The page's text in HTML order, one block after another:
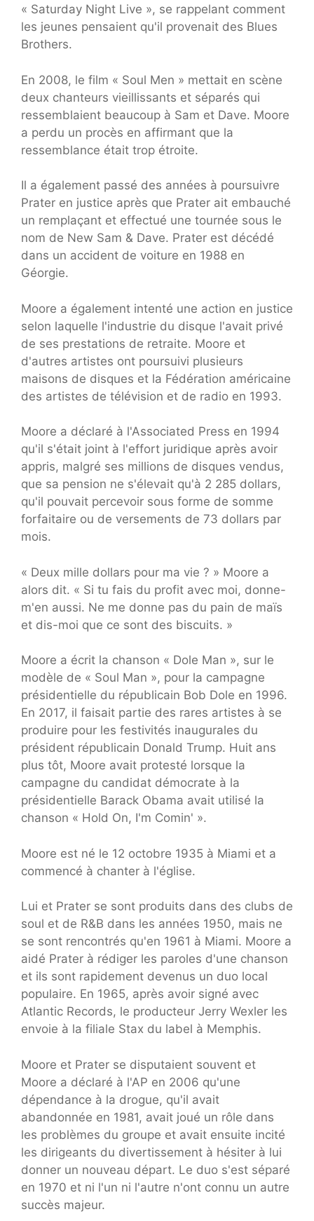
« Saturday Night Live », se rappelant comment
les jeunes pensaient qu'il provenait des Blues
Brothers.
En 2008, le film « Soul Men » mettait en scène
deux chanteurs vieillissants et séparés qui
ressemblaient beaucoup à Sam et Dave. Moore
a perdu un procès en affirmant que la
ressemblance était trop étroite.
Il a également passé des années à poursuivre
Prater en justice après que Prater ait embauché
un remplaçant et effectué une tournée sous le
nom de New Sam & Dave. Prater est décédé
dans un accident de voiture en 1988 en
Géorgie.
Moore a également intenté une action en justice
selon laquelle l'industrie du disque l'avait privé
de ses prestations de retraite. Moore et
d'autres artistes ont poursuivi plusieurs
maisons de disques et la Fédération américaine
des artistes de télévision et de radio en 1993.
Moore a déclaré à l'Associated Press en 1994
qu'il s'était joint à l'effort juridique après avoir
appris, malgré ses millions de disques vendus,
que sa pension ne s'élevait qu'à 2 285 dollars,
qu'il pouvait percevoir sous forme de somme
forfaitaire ou de versements de 73 dollars par
mois.
« Deux mille dollars pour ma vie ? » Moore a
alors dit. « Si tu fais du profit avec moi, donne-
m'en aussi. Ne me donne pas du pain de maïs
et dis-moi que ce sont des biscuits. »
Moore a écrit la chanson « Dole Man », sur le
modèle de « Soul Man », pour la campagne
présidentielle du républicain Bob Dole en 1996.
En 2017, il faisait partie des rares artistes à se
produire pour les festivités inaugurales du
président républicain Donald Trump. Huit ans
plus tôt, Moore avait protesté lorsque la
campagne du candidat démocrate à la
présidentielle Barack Obama avait utilisé la
chanson « Hold On, I'm Comin' ».
Moore est né le 12 octobre 1935 à Miami et a
commencé à chanter à l'église.
Lui et Prater se sont produits dans des clubs de
soul et de R&B dans les années 1950, mais ne
se sont rencontrés qu'en 1961 à Miami. Moore a
aidé Prater à rédiger les paroles d'une chanson
et ils sont rapidement devenus un duo local
populaire. En 1965, après avoir signé avec
Atlantic Records, le producteur Jerry Wexler les
envoie à la filiale Stax du label à Memphis.
Moore et Prater se disputaient souvent et
Moore a déclaré à l'AP en 2006 qu'une
dépendance à la drogue, qu'il avait
abandonnée en 1981, avait joué un rôle dans
les problèmes du groupe et avait ensuite incité
les dirigeants du divertissement à hésiter à lui
donner un nouveau départ. Le duo s'est séparé
en 1970 et ni l'un ni l'autre n'ont connu un autre
succès majeur.